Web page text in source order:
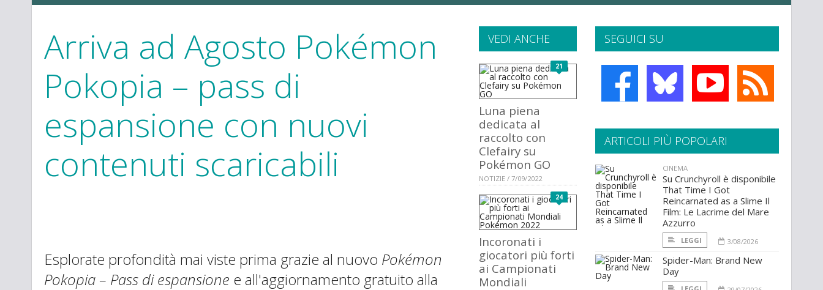
Arriva ad Agosto Pokémon
Pokopia – pass di
espansione con nuovi
contenuti scaricabili
Esplorate profondità mai viste prima grazie al nuovo Pokémon
Pokopia – Pass di espansione e all'aggiornamento gratuito alla
SEGUICI SU
VEDI ANCHE
21
Luna piena
dedicata al
raccolto con
Clefairy su
Pokémon GO
NOTIZIE / 7/09/2022
24
Incoronati i
giocatori più forti
ai Campionati
Mondiali
ARTICOLI PIÙ POPOLARI
CINEMA
Su Crunchyroll è disponibile
That Time I Got
Reincarnated as a Slime Il
Film: Le Lacrime del Mare
Azzurro
LEGGI 3/08/2026
Spider-Man: Brand New
Day